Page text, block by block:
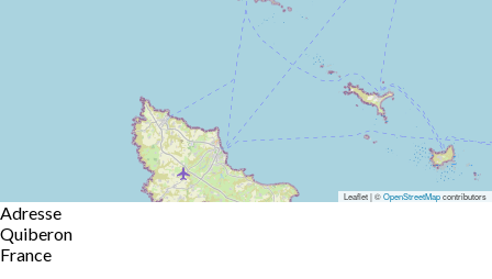
Leaflet | ©OpenStreetMapcontributors
Adresse
Quiberon
France